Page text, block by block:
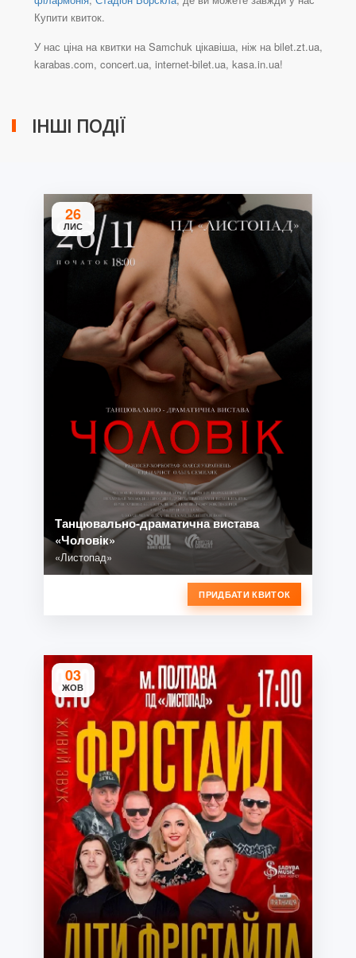
Купити квиток.
У нас ціна на квитки на Samchuk цікавіша, ніж на bilet.zt.ua,
karabas.com, concert.ua, internet-bilet.ua, kasa.in.ua!
ІНШІ ПОДІЇ
26
ЛИС
Танцювально-драматична вистава
«Чоловік»
«Листопад»
ПРИДБАТИ КВИТОК
03
ЖОВ